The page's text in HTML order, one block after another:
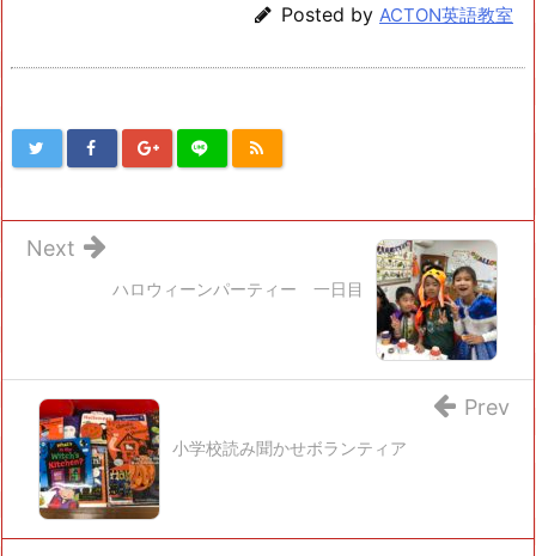
Posted by ACTON英語教室
ハロウィーンパーティー 一日目
Next
小学校読み聞かせボランティア
Prev